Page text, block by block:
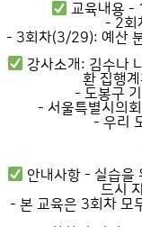
교육내용 -
- 2회
- 3회차(3/29): 예산
강사소개: 김수나
환 집행
- 도봉구
- 서울특별시의
- 우리
안내사항 - 실습을
드시
- 본 교육은 3회차 모